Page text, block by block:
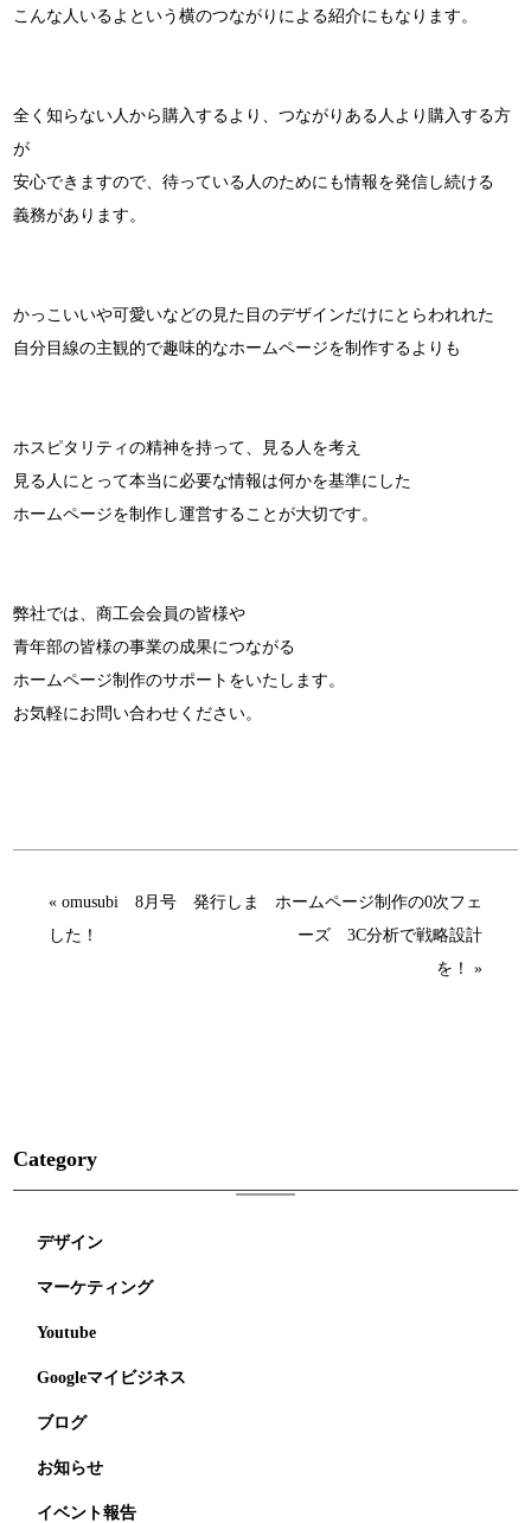
こんな人いるよという横のつながりによる紹介にもなります。
全く知らない人から購入するより、つながりある人より購入する方
が
安心できますので、待っている人のためにも情報を発信し続ける
義務があります。
かっこいいや可愛いなどの見た目のデザインだけにとらわれれた
自分目線の主観的で趣味的なホームページを制作するよりも
ホスピタリティの精神を持って、見る人を考え
見る人にとって本当に必要な情報は何かを基準にした
ホームページを制作し運営することが大切です。
弊社では、商工会会員の皆様や
青年部の皆様の事業の成果につながる
ホームページ制作のサポートをいたします。
お気軽にお問い合わせください。
« omusubi 8月号 発行しま
した！
ホームページ制作の0次フェ
ーズ 3C分析で戦略設計
を！ »
Category
デザイン
マーケティング
Youtube
Googleマイビジネス
ブログ
お知らせ
イベント報告